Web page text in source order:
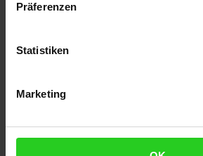
Präferenzen
Statistiken
Marketing
Die großen Schübe und die
Staufächer angebracht
Schubladen haben ein